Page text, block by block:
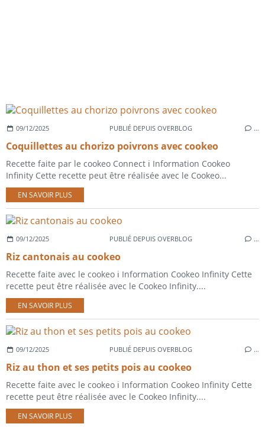
09/12/2025 PUBLIÉ DEPUIS OVERBLOG …
Coquillettes au chorizo poivrons avec cookeo
Recette faite par le cookeo Connect ℹ️ Information Cookeo
Infinity Cette recette peut être réalisée avec le Cookeo...
EN SAVOIR PLUS
09/12/2025 PUBLIÉ DEPUIS OVERBLOG …
Riz cantonais au cookeo
Recette faite avec le cookeo ℹ️ Information Cookeo Infinity Cette
recette peut être réalisée avec le Cookeo Infinity....
EN SAVOIR PLUS
09/12/2025 PUBLIÉ DEPUIS OVERBLOG …
Riz au thon et ses petits pois au cookeo
Recette faite avec le cookeo ℹ️ Information Cookeo Infinity Cette
recette peut être réalisée avec le Cookeo Infinity....
EN SAVOIR PLUS